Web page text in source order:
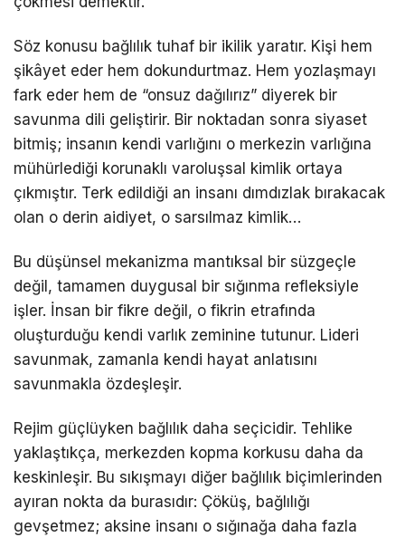
Söz konusu bağlılık tuhaf bir ikilik yaratır. Kişi hem
şikâyet eder hem dokundurtmaz. Hem yozlaşmayı
fark eder hem de “onsuz dağılırız” diyerek bir
savunma dili geliştirir. Bir noktadan sonra siyaset
bitmiş; insanın kendi varlığını o merkezin varlığına
mühürlediği korunaklı varoluşsal kimlik ortaya
çıkmıştır. Terk edildiği an insanı dımdızlak bırakacak
olan o derin aidiyet, o sarsılmaz kimlik…
Bu düşünsel mekanizma mantıksal bir süzgeçle
değil, tamamen duygusal bir sığınma refleksiyle
işler. İnsan bir fikre değil, o fikrin etrafında
oluşturduğu kendi varlık zeminine tutunur. Lideri
savunmak, zamanla kendi hayat anlatısını
savunmakla özdeşleşir.
Rejim güçlüyken bağlılık daha seçicidir. Tehlike
yaklaştıkça, merkezden kopma korkusu daha da
keskinleşir. Bu sıkışmayı diğer bağlılık biçimlerinden
ayıran nokta da burasıdır: Çöküş, bağlılığı
gevşetmez; aksine insanı o sığınağa daha fazla